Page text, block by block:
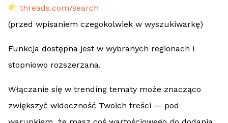
threads.com/search
(przed wpisaniem czegokolwiek w wyszukiwarkę)
Funkcja dostępna jest w wybranych regionach i
stopniowo rozszerzana.
Włączanie się w trending tematy może znacząco
zwiększyć widoczność Twoich treści — pod